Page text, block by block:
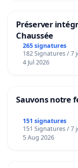
Préserver
Chaussée
265 signatures
182 Signatures / 7
4 Jul 2026
Sauvons notre
151 signatures
151 Signatures / 7
5 Aug 2026